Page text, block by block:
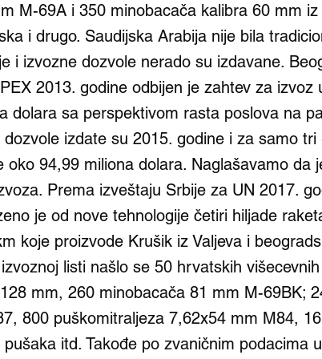
M-69A i 350 minobacača kalibra 60 mm
i drugo. Saudijska Arabija nije bila
i izvozne dozvole nerado su izdavane.
2013. godine odbijen je zahtev za izvoz
dolara sa perspektivom rasta poslova na
izdate su 2015. godine i za samo
oko 94,99 miliona dolara. Naglašavamo da
Prema izveštaju Srbije za UN 2017.
je od nove tehnologije četiri hiljade
koje proizvode Krušik iz Valjeva i
listi našlo se 50 hrvatskih
mm, 260 minobacača 81 mm M-69BK;
800 puškomitraljeza 7,62x54 mm M84,
itd. Takođe po zvaničnim podacima